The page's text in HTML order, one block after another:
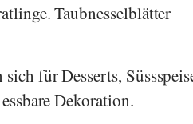
Taubnesselblätter
für Desserts,
Dekoration.